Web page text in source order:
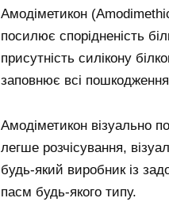
Амодіметикон
посилює спорідненість
присутність силікону
заповнює всі
Амодіметикон візуально
легше розчісування,
будь-який виробник із
пасм будь-якого типу.